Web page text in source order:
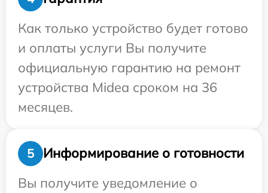
Как только устройство будет готово
и оплаты услуги Вы получите
официальную гарантию на ремонт
устройства Midea сроком на 36
месяцев.
5
Информирование о готовности
Вы получите уведомление о